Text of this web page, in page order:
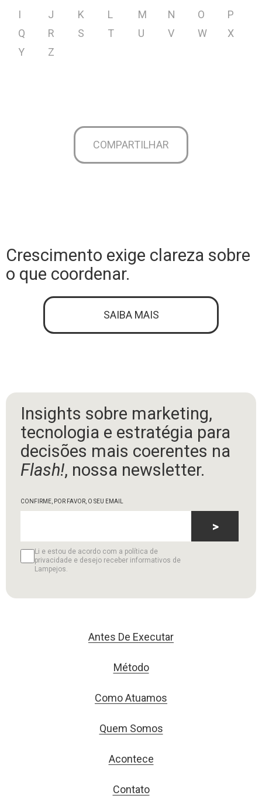
I
J K L M N O
P
Q
R S T U V W
X
Y
Z
COMPARTILHAR
Crescimento exige clareza sobre
o que coordenar.
SAIBA MAIS
Insights sobre marketing,
tecnologia e estratégia para
decisões mais coerentes na
Flash!, nossa newsletter.
CONFIRME, POR FAVOR, O SEU EMAIL
Li e estou de acordo com a política de
privacidade e desejo receber informativos de
Lampejos.
>
Antes De Executar
Método
Como Atuamos
Quem Somos
Acontece
Contato